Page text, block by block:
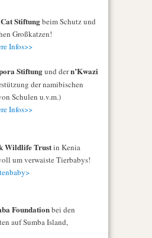
Stiftungbeim Schutz und
Großkatzen!
Infos>>
Stiftungund dern’Kwazi
der namibischen
Schulen u.v.m.)
Infos>>
Wildlife Trustin Kenia
um verwaiste Tierbabys!
Foundationbei den
auf Sumba Island,